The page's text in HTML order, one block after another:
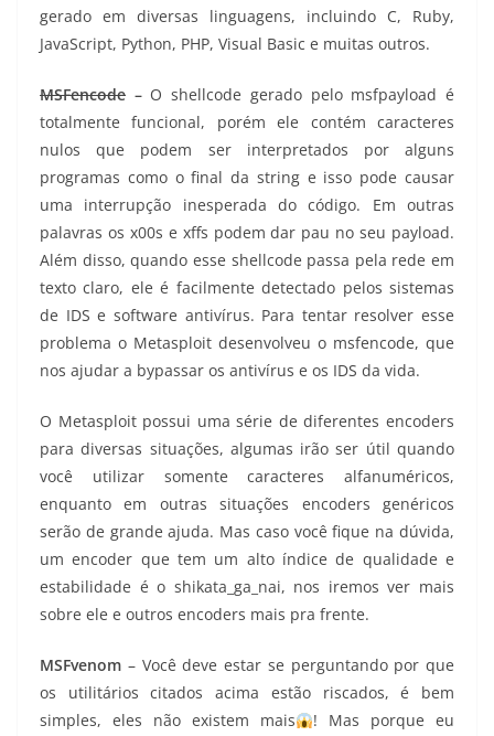
gerado em diversas linguagens, incluindo C, Ruby,
JavaScript, Python, PHP, Visual Basic e muitas outros.
MSFencode –O shellcode gerado pelo msfpayload é
totalmente funcional, porém ele contém caracteres
nulos que podem ser interpretados por alguns
programas como o final da string e isso pode causar
uma interrupção inesperada do código. Em outras
palavras os x00s e xffs podem dar pau no seu payload.
Além disso, quando esse shellcode passa pela rede em
texto claro, ele é facilmente detectado pelos sistemas
de IDS e software antivírus. Para tentar resolver esse
problema o Metasploit desenvolveu o msfencode, que
nos ajudar a bypassar os antivírus e os IDS da vida.
O Metasploit possui uma série de diferentes encoders
para diversas situações, algumas irão ser útil quando
você utilizar somente caracteres alfanuméricos,
enquanto em outras situações encoders genéricos
serão de grande ajuda. Mas caso você fique na dúvida,
um encoder que tem um alto índice de qualidade e
estabilidade é o shikata_ga_nai, nos iremos ver mais
sobre ele e outros encoders mais pra frente.
MSFvenom – Você deve estar se perguntando por que
os utilitários citados acima estão riscados, é bem
simples, eles não existem mais
! Mas porque eu